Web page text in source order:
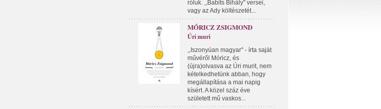
róluk. ,,Babits Bihály" versei,
vagy az Ady költészetét...
MÓRICZ ZSIGMOND
Úri muri
,,Iszonyúan magyar" - írta saját
művéről Móricz, és
(újra)olvasva az Úri murit, nem
kételkedhetünk abban, hogy
megállapítása a mai napig
kísért. A közel száz éve
született mű vaskos...